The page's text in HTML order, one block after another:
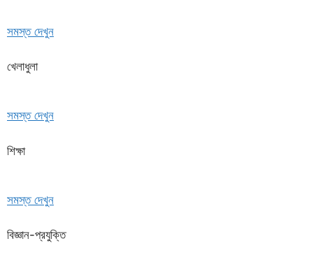
সমস্ত দেখুন
খেলাধুলা
সমস্ত দেখুন
শিক্ষা
সমস্ত দেখুন
বিজ্ঞান-প্রযুক্তি